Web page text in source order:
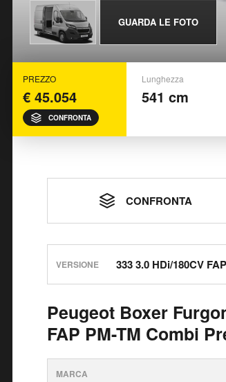
GUARDA LE FOTO
PREZZO
€ 45.054
CONFRONTA
Lunghezza
541 cm
CONFRONTA
VERSIONE
Peugeot Boxer
FAP PM-TM Combi
MARCA